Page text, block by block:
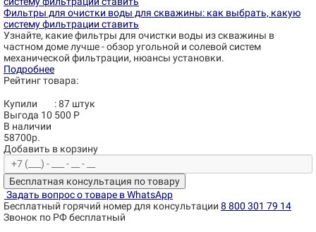
Фильтры для очистки воды для скважины: как выбрать, какую
систему фильтрации ставить
Узнайте, какие фильтры для очистки воды из скважины в
частном доме лучше - обзор угольной и солевой систем
механической фильтрации, нюансы установки.
Подробнее
Рейтинг товара:
Купили :87 штук
Выгода 10 500 Р
В наличии
58700р.
Добавить в корзину
Бесплатная консультация по товару
Задать вопрос о товаре в WhatsApp
Бесплатный горячий номер для консультации 8 800 301 79 14
Звонок по РФ бесплатный